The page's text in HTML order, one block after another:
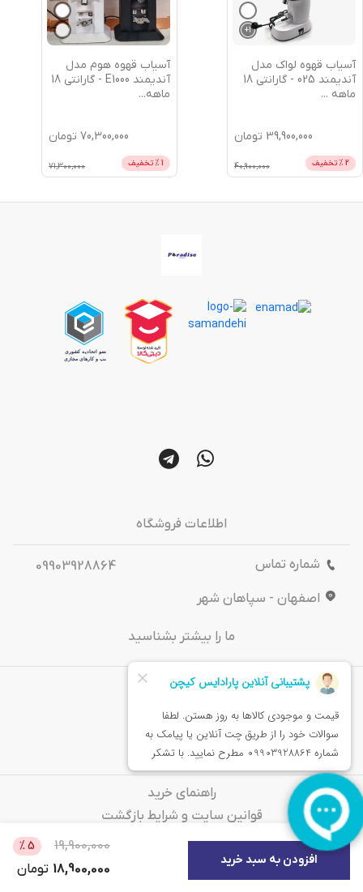
افزودن به سبد خرید
19,900,000
5
%
18,900,000 تومان
1
+
آسیاب قهوه لواک مدل
آندیمند 025 - گارانتی 18
ماهه ...
39,900,000 تومان
2 % تخفیف 40,900,000
آسیاب قهوه هوم مدل
آندیمند E1000 - گارانتی 18
ماهه...
70,300,000 تومان
1 % تخفیف 71,300,000
اطلاعات فروشگاه
شماره تماس
09903928864
اصفهان - سپاهان شهر
ما را بیشتر بشناسید
درباره‌ ما
تماس باما
خدمات مشتریان
راهنمای خرید
قوانین سایت و شرایط بازگشت
سوالات متداول